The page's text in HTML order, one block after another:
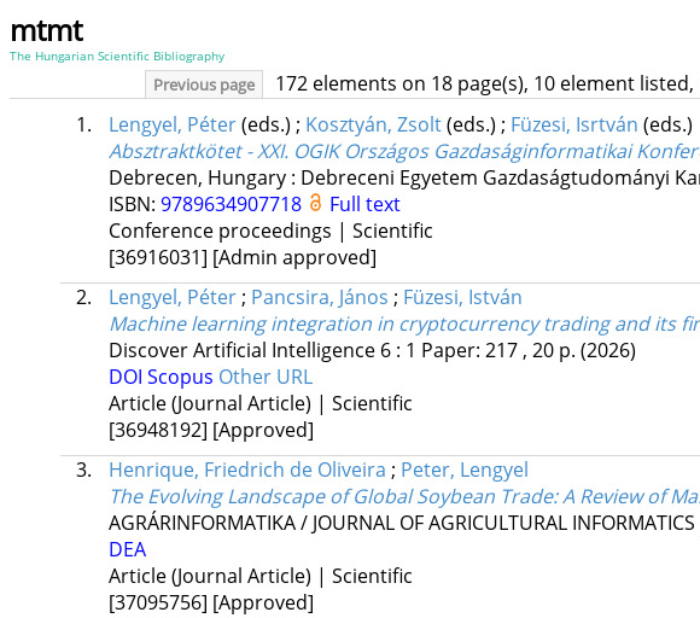
mtmt
The Hungarian Scientific Bibliography
Previous page 172 elements on 18 page(s), 10 element
1. Lengyel, Péter(eds.) ; Kosztyán, Zsolt(eds.) ; Füzesi, Isrtván (eds.)
Absztraktkötet - XXI. OGIK Országos Gazdaságinformatikai
Debrecen, Hungary : Debreceni Egyetem Gazdaságtudományi
ISBN: 9789634907718
Full text
Conference proceedings | Scientific
[36916031] [Admin approved]
2.
Lengyel, Péter; Pancsira, János ; Füzesi, István
Machine learning integration in cryptocurrency trading and its
Discover Artificial Intelligence 6: 1 Paper: 217 , 20 p. (2026)
DOI Scopus Other URL
Article (Journal Article) | Scientific
[36948192] [Approved]
3.
Henrique, Friedrich de Oliveira ; Peter, Lengyel
The Evolving Landscape of Global Soybean Trade: A Review of
AGRÁRINFORMATIKA / JOURNAL OF AGRICULTURAL INFORMATICS
DEA
Article (Journal Article) | Scientific
[37095756] [Approved]